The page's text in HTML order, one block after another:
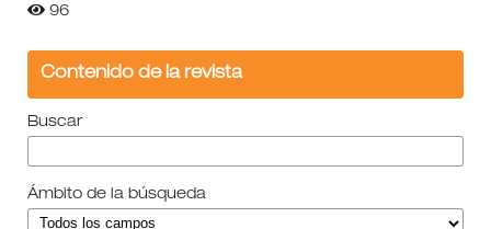
96
Contenido de la revista
Buscar
Ámbito de la búsqueda